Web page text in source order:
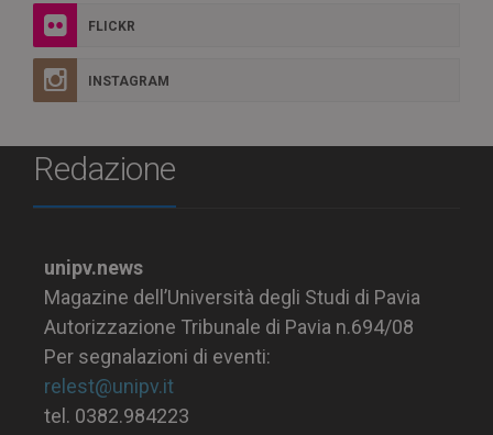
FLICKR
INSTAGRAM
Redazione
unipv.news
Magazine dell’Università degli Studi di Pavia
Autorizzazione Tribunale di Pavia n.694/08
Per segnalazioni di eventi:
relest@unipv.it
tel. 0382.984223